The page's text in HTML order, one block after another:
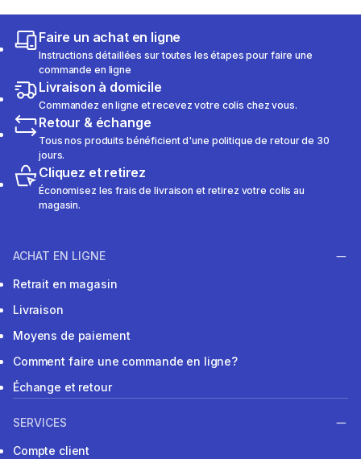
Faire un achat en ligne
Instructions détaillées sur toutes les étapes pour faire une
commande en ligne
Livraison à domicile
Commandez en ligne et recevez votre colis chez vous.
Retour & échange
Tous nos produits bénéficient d'une politique de retour de 30
jours.
Cliquez et retirez
Économisez les frais de livraison et retirez votre colis au
magasin.
ACHAT EN LIGNE
Retrait en magasin
Livraison
Moyens de paiement
Comment faire une commande en ligne?
Échange et retour
SERVICES
Compte client